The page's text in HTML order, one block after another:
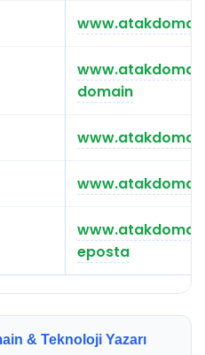
domain
eposta
& Teknoloji Yazarı